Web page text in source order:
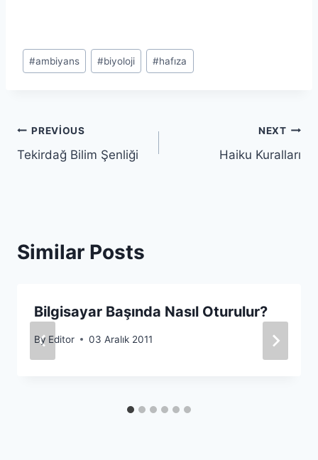
Post
Tags:
#ambiyans #biyoloji #hafıza
Yazı
gezinmesi
PREVIOUS
Tekirdağ Bilim Şenliği
NEXT
Haiku Kuralları
Similar Posts
Bilgisayar Başında Nasıl Oturulur?
By Editor 03 Aralık 2011